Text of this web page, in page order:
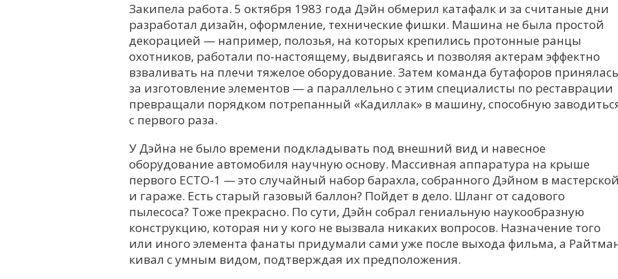
Закипела работа. 5 октября 1983 года Дэйн обмерил катафалк и за считаные дни
разработал дизайн, оформление, технические фишки. Машина не была простой
декорацией — например, полозья, на которых крепились протонные ранцы
охотников, работали по‑настоящему, выдвигаясь и позволяя актерам эффектно
взваливать на плечи тяжелое оборудование. Затем команда бутафоров принялась
за изготовление элементов — а параллельно с этим специалисты по реставрации
превращали порядком потрепанный «Кадиллак» в машину, способную
с первого раза.
У Дэйна не было времени подкладывать под внешний вид и навесное
оборудование автомобиля научную основу. Массивная аппаратура на крыше
первого ECTO-1 — это случайный набор барахла, собранного Дэйном в
и гараже. Есть старый газовый баллон? Пойдет в дело. Шланг от садового
пылесоса? Тоже прекрасно. По сути, Дэйн собрал гениальную наукообразную
конструкцию, которая ни у кого не вызвала никаких вопросов. Назначение того
или иного элемента фанаты придумали сами уже после выхода фильма, а
кивал с умным видом, подтверждая их предположения.